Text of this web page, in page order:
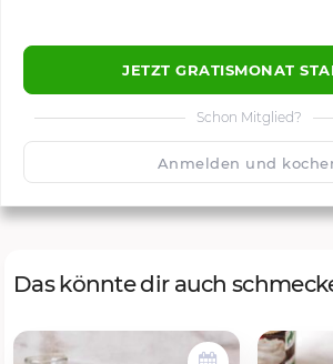
JETZT GRATISMONAT
Schon Mitglied?
Anmelden und
🙂
Das könnte dir auch